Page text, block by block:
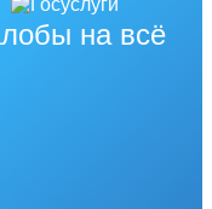
на всё